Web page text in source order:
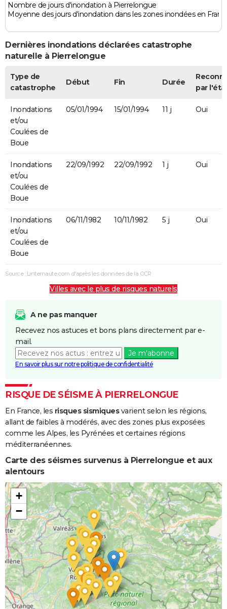
Nombre de jours d'inondation à Pierrelongue
Moyenne des jours d'inondation dans les zones inondées en
Dernières inondations déclarées catastrophe
naturelle à Pierrelongue
Type de
catastrophe
Début Fin Durée
par
Inondations
et/ou
Coulées de
Boue
05/01/1994 15/01/1994 11 j Oui
Inondations
et/ou
Coulées de
Boue
22/09/1992 22/09/1992 1 j Oui
Inondations
et/ou
Coulées de
Boue
06/11/1982 10/11/1982 5 j Oui
Source : Linternaute.com d'après les données de la CCR
Villes avec le plus de risques naturels
A ne pas manquer
Recevez nos astuces et bons plans directement par e-
mail.
Je m'abonne
En savoir plus sur notre politique de confidentialité
RISQUE DE SÉISME À PIERRELONGUE
En France, les risques sismiquesvarient selon les régions,
allant de faibles à modérés, avec des zones plus exposées
comme les Alpes, les Pyrénées et certaines régions
méditerranéennes.
Carte des séismes survenus à Pierrelongue et aux
alentours
+
−